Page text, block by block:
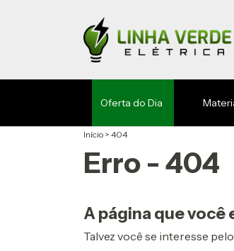
Oferta do Dia
Início > 404
Erro - 404
A página que você
Talvez você se interesse